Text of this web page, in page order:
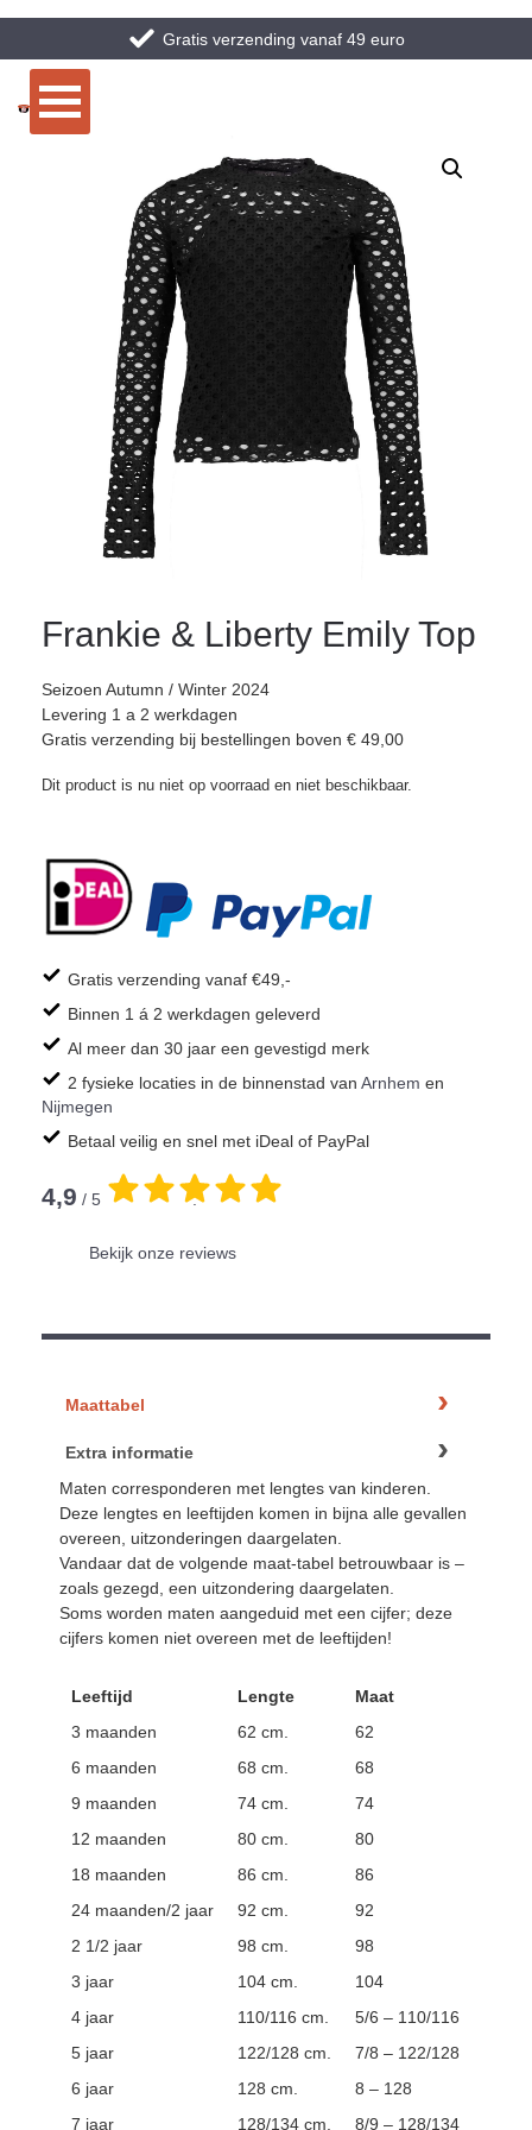
Gratis verzending vanaf 49 euro
Frankie & Liberty Emily Top
Seizoen Autumn / Winter 2024
Levering 1 a 2 werkdagen
Gratis verzending bij bestellingen boven € 49,00
Dit product is nu niet op voorraad en niet beschikbaar.
Gratis verzending vanaf €49,-
Binnen 1 á 2 werkdagen geleverd
Al meer dan 30 jaar een gevestigd merk
2 fysieke locaties in de binnenstad van Arnhem en
Nijmegen
Betaal veilig en snel met iDeal of PayPal
4,9 / 5 .
Bekijk onze reviews
Maattabel
Extra informatie
Maten corresponderen met lengtes van kinderen.
Deze lengtes en leeftijden komen in bijna alle gevallen
overeen, uitzonderingen daargelaten.
Vandaar dat de volgende maat-tabel betrouwbaar is –
zoals gezegd, een uitzondering daargelaten.
Soms worden maten aangeduid met een cijfer; deze
cijfers komen niet overeen met de leeftijden!
Leeftijd Lengte
Maat
3 maanden
62 cm.
62
6 maanden
68 cm.
68
9 maanden
74 cm.
74
12 maanden
80 cm.
80
18 maanden
86 cm.
86
24 maanden/2 jaar
92 cm.
92
2 1/2 jaar
98 cm.
98
3 jaar
104 cm.
104
4 jaar
110/116 cm.
5/6 – 110/116
5 jaar
122/128 cm.
7/8 – 122/128
6 jaar
128 cm.
8 – 128
7 jaar
128/134 cm. 8/9 – 128/134